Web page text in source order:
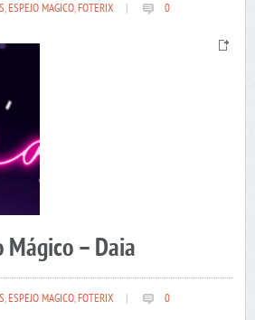
,ESPEJO MAGICO,FOTERIX 0
Mágico – Daia
,ESPEJO MAGICO,FOTERIX 0